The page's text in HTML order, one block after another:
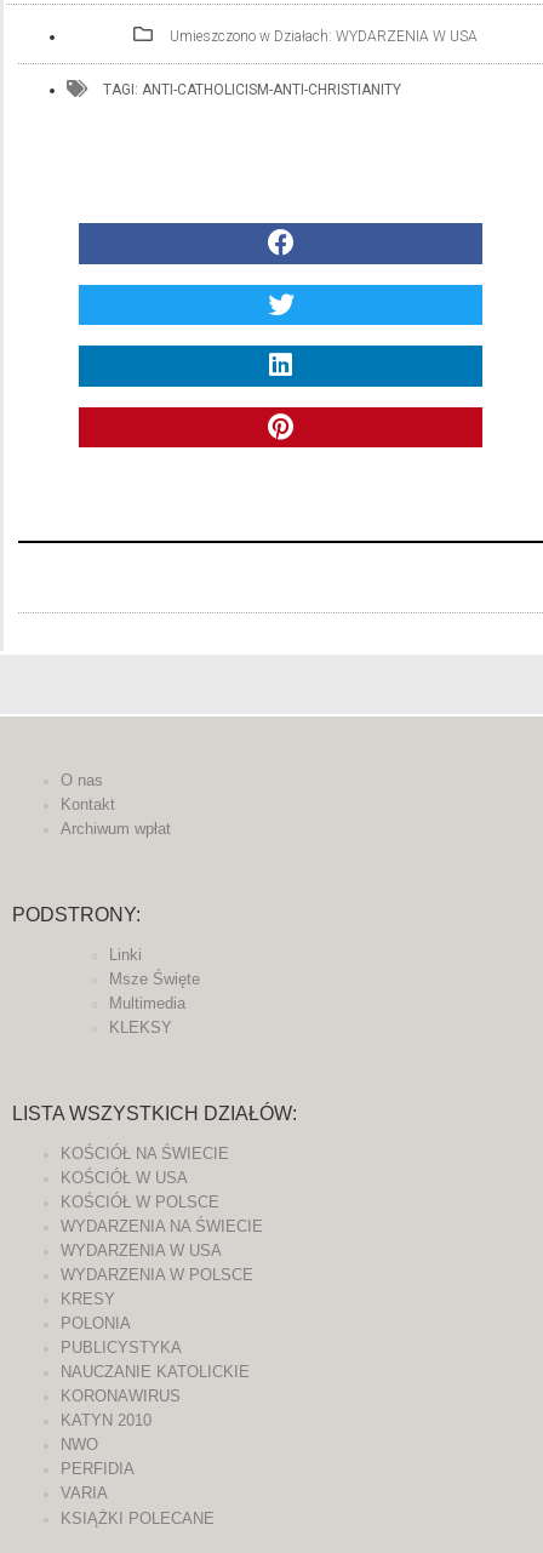
Umieszczono w Działach: WYDARZENIA W USA
TAGI: ANTI-CATHOLICISM-ANTI-CHRISTIANITY
O nas
Kontakt
Archiwum wpłat
PODSTRONY:
Linki
Msze Święte
Multimedia
KLEKSY
LISTA WSZYSTKICH DZIAŁÓW:
KOŚCIÓŁ NA ŚWIECIE
KOŚCIÓŁ W USA
KOŚCIÓŁ W POLSCE
WYDARZENIA NA ŚWIECIE
WYDARZENIA W USA
WYDARZENIA W POLSCE
KRESY
POLONIA
PUBLICYSTYKA
NAUCZANIE KATOLICKIE
KORONAWIRUS
KATYN 2010
NWO
PERFIDIA
VARIA
KSIĄŻKI POLECANE